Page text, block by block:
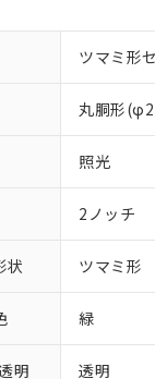
ツマミ形
丸胴形
照光
2ノッチ
状 ツマミ形
緑
明 透明